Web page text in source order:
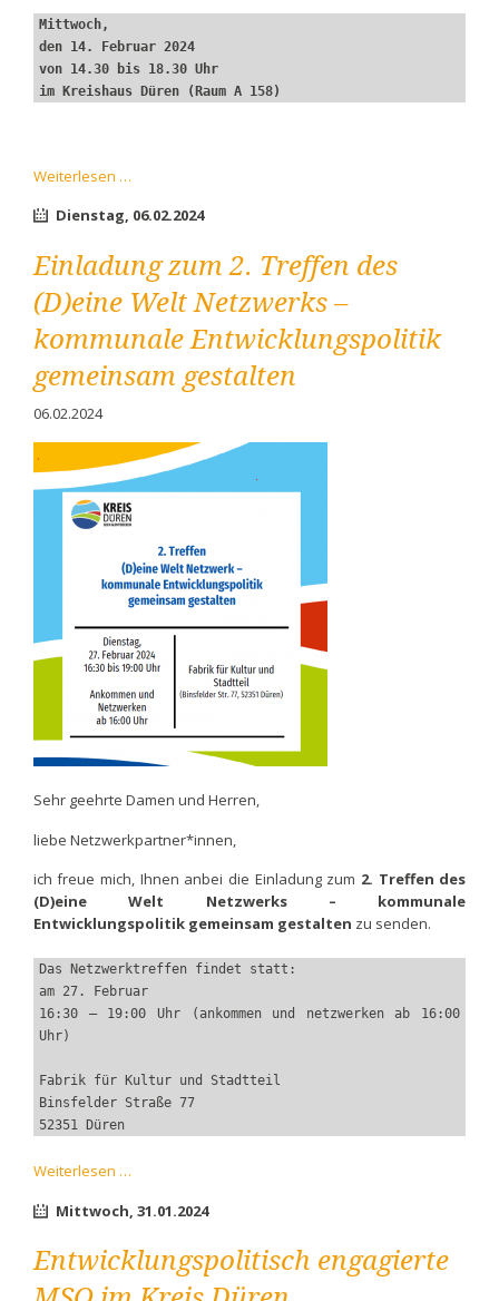
Mittwoch,
den 14. Februar 2024
von 14.30 bis 18.30 Uhr
im Kreishaus Düren (Raum A 158)
Weiterlesen …Impulsfachtag
Wandel
der
Migrationsgesellschaft
des
Kreises
Düren“
Dienstag, 06.02.2024
Einladung zum 2. Treffen des
(D)eine Welt Netzwerks –
kommunale Entwicklungspolitik
gemeinsam gestalten
06.02.2024
Sehr geehrte Damen und Herren,
liebe Netzwerkpartner*innen,
ich freue mich, Ihnen anbei die Einladung zum 2. Treffen des
(D)eine Welt Netzwerks – kommunale
Entwicklungspolitik gemeinsam gestalten zu senden.
Das Netzwerktreffen findet statt:
am 27. Februar
16:30 – 19:00 Uhr (ankommen und netzwerken ab 16:00
Uhr)
Fabrik für Kultur und Stadtteil
Binsfelder Straße 77
52351 Düren
Weiterlesen …Einladung
2.
des
(D)eine
Mittwoch,31.01.2024
Entwicklungspolitisch engagierte